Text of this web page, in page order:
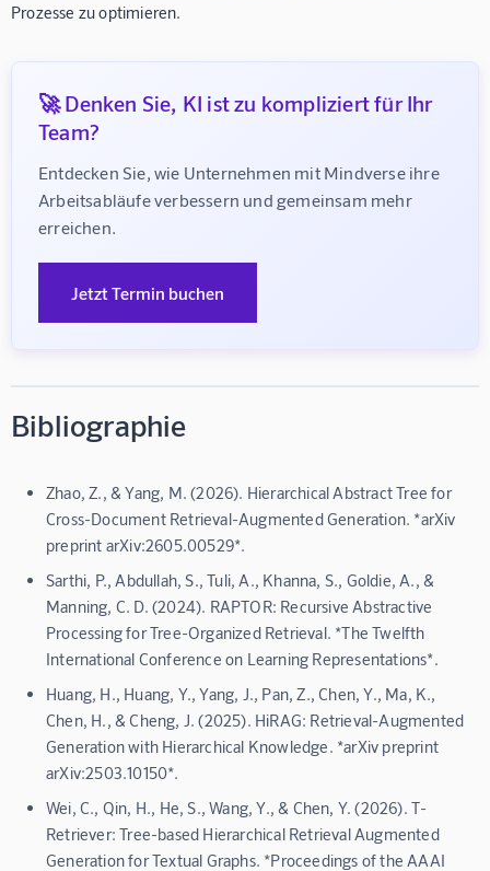
Prozesse zu optimieren.
🚀 Denken Sie, KI ist zu kompliziert für Ihr
Team?
Entdecken Sie, wie Unternehmen mit Mindverse ihre
Arbeitsabläufe verbessern und gemeinsam mehr
erreichen.
Jetzt Termin buchen
Bibliographie
Zhao, Z., & Yang, M. (2026). Hierarchical Abstract Tree for
Cross-Document Retrieval-Augmented Generation. *arXiv
preprint arXiv:2605.00529*.
Sarthi, P., Abdullah, S., Tuli, A., Khanna, S., Goldie, A., &
Manning, C. D. (2024). RAPTOR: Recursive Abstractive
Processing for Tree-Organized Retrieval. *The Twelfth
International Conference on Learning Representations*.
Huang, H., Huang, Y., Yang, J., Pan, Z., Chen, Y., Ma, K.,
Chen, H., & Cheng, J. (2025). HiRAG: Retrieval-Augmented
Generation with Hierarchical Knowledge. *arXiv preprint
arXiv:2503.10150*.
Wei, C., Qin, H., He, S., Wang, Y., & Chen, Y. (2026). T-
Retriever: Tree-based Hierarchical Retrieval Augmented
Generation for Textual Graphs. *Proceedings of the AAAI